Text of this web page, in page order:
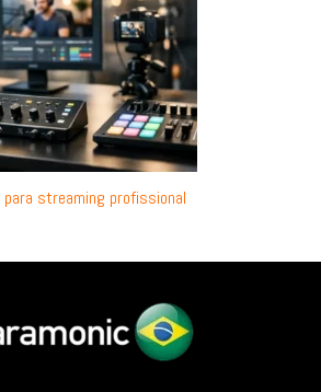
streaming profissional